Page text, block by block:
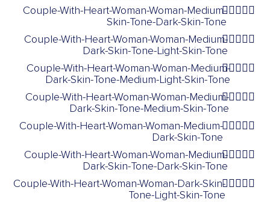
👩🏽‍❤️‍👩🏿
Couple-With-Heart-Woman-Woman-Medium-
Skin-Tone-Dark-Skin-Tone
👩🏾‍❤️‍👩🏻
Couple-With-Heart-Woman-Woman-Medium-
Dark-Skin-Tone-Light-Skin-Tone
👩🏾‍❤️‍👩🏼
Couple-With-Heart-Woman-Woman-Medium-
Dark-Skin-Tone-Medium-Light-Skin-Tone
👩🏾‍❤️‍👩🏽
Couple-With-Heart-Woman-Woman-Medium-
Dark-Skin-Tone-Medium-Skin-Tone
👩🏾‍❤️‍👩🏾
Couple-With-Heart-Woman-Woman-Medium-
Dark-Skin-Tone
👩🏾‍❤️‍👩🏿
Couple-With-Heart-Woman-Woman-Medium-
Dark-Skin-Tone-Dark-Skin-Tone
👩🏿‍❤️‍👩🏻
Couple-With-Heart-Woman-Woman-Dark-Skin-
Tone-Light-Skin-Tone